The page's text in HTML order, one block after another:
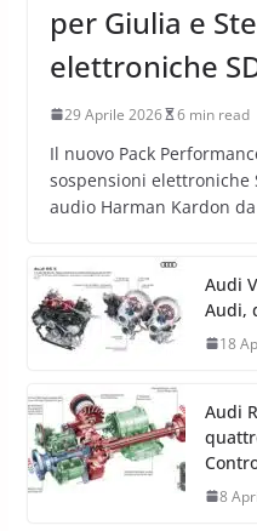
per Giulia e
elettroniche
29 Aprile 2026 6 min read
Il nuovo Pack
sospensioni elettroniche
audio Harman Kardon da
Audi
Audi,
18
Audi
8